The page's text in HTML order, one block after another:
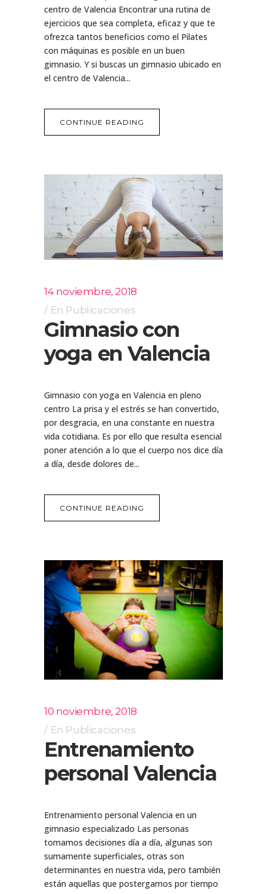
centro de Valencia Encontrar una rutina de
ejercicios que sea completa, eficaz y que te
ofrezca tantos beneficios como el Pilates
con máquinas es posible en un buen
gimnasio. Y si buscas un gimnasio ubicado en
el centro de Valencia...
CONTINUE READING
14 noviembre, 2018
En Publicaciones
Gimnasio con
yoga en Valencia
Gimnasio con yoga en Valencia en pleno
centro La prisa y el estrés se han convertido,
por desgracia, en una constante en nuestra
vida cotidiana. Es por ello que resulta esencial
poner atención a lo que el cuerpo nos dice día
a día, desde dolores de...
CONTINUE READING
10 noviembre, 2018
En Publicaciones
Entrenamiento
personal Valencia
Entrenamiento personal Valencia en un
gimnasio especializado Las personas
tomamos decisiones día a día, algunas son
sumamente superficiales, otras son
determinantes en nuestra vida, pero también
están aquellas que postergamos por tiempo